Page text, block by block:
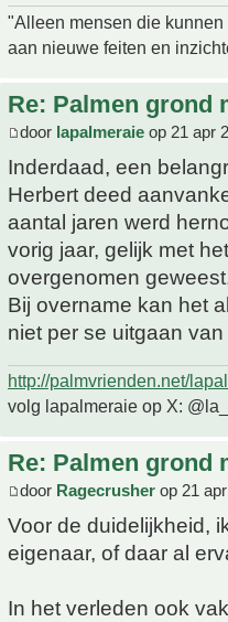
"Alleen mensen die
aan nieuwe feiten en
Re: Palmen grond
door lapalmeraie op 21 apr
Inderdaad, een
Herbert deed
aantal jaren werd
vorig jaar, gelijk met
overgenomen
Bij overname kan het
niet per se uitgaan
http://palmvrienden.net/
volg lapalmeraie op X:
Re: Palmen grond
door Ragecrusher op 21
Voor de duidelijkheid,
eigenaar, of daar al
In het verleden ook